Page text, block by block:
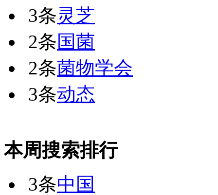
3条灵芝
2条国菌
2条菌物学会
3条动态
本周搜索排行
3条中国